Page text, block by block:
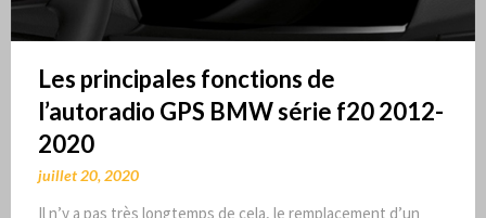
Les principales fonctions de
l’autoradio GPS BMW série f20 2012-
2020
juillet 20, 2020
Il n’y a pas très longtemps de cela, le remplacement d’un